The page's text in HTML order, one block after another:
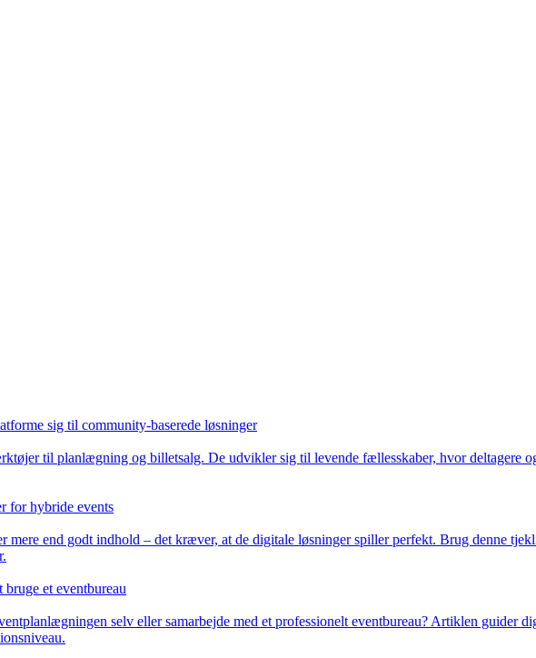
sig til community-baserede løsninger
til planlægning og billetsalg. De udvikler sig til levende fællesskaber, hvor deltagere
for hybride events
end godt indhold – det kræver, at de digitale løsninger spiller perfekt. Brug denne
et eventbureau
selv eller samarbejde med et professionelt eventbureau? Artiklen guider